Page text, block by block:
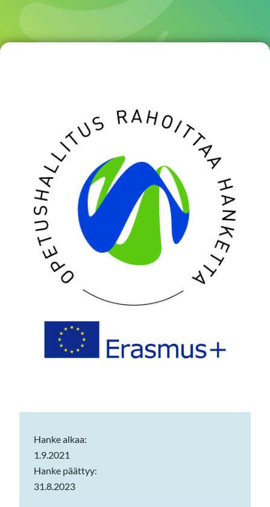
Hanke alkaa:
1.9.2021
Hanke päättyy:
31.8.2023